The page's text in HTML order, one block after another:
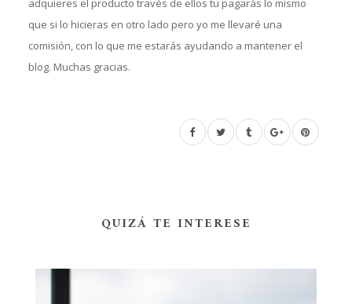
adquieres el producto través de ellos tu pagarás lo mismo
que si lo hicieras en otro lado pero yo me llevaré una
comisión, con lo que me estarás ayudando a mantener el
blog. Muchas gracias.
QUIZÁ TE INTERESE